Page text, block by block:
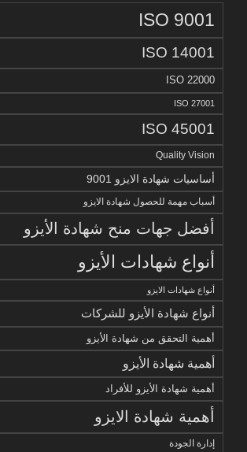
ISO 9001
ISO 14001
ISO 22000
ISO 27001
ISO 45001
Quality Vision
أساسيات شهادة الايزو 9001
أسباب مهمة للحصول شهادة الايزو
أفضل جهات منح شهادة الأيزو
أنواع شهادات الأيزو
أنواع شهادات الايزو
أنواع شهادة الأيزو للشركات
أهمية التحقق من شهادة الأيزو
أهمية شهادة الأيزو
أهمية شهادة الأيزو للأفراد
أهمية شهادة الايزو
إدارة الجودة